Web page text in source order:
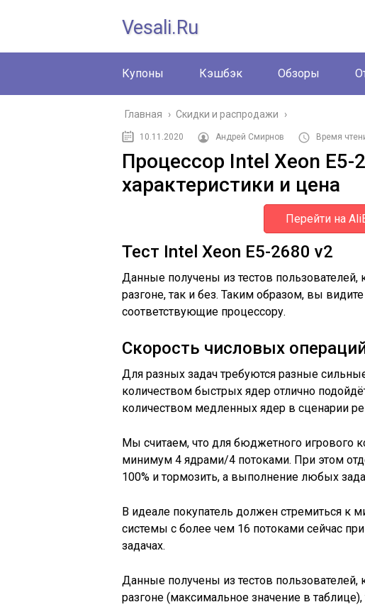
Vesali.ru
Купоны Кэшбэк Обзоры
Главная › Скидки и распродажи ›
10.11.2020 Андрей Смирнов Время
Процессор Intel Xeon E5-
характеристики и цена
Перейти на
Тест Intel Xeon E5-2680 v2
Данные получены из тестов пользователей,
разгоне, так и без. Таким образом, вы
соответствующие процессору.
Скорость числовых
Для разных задач требуются разные
количеством быстрых ядер отлично
количеством медленных ядер в сценарии
Мы считаем, что для бюджетного игрового
минимум 4 ядрами/4 потоками. При этом
100% и тормозить, а выполнение любых
В идеале покупатель должен стремиться к
системы с более чем 16 потоками сейчас
задачах.
Данные получены из тестов пользователей,
разгоне (максимальное значение в